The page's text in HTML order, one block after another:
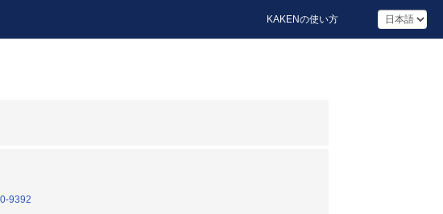
KAKENの使い方
9392